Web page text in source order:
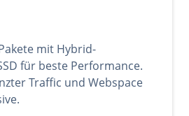
mit Hybrid-
für beste Performance.
Traffic und Webspace